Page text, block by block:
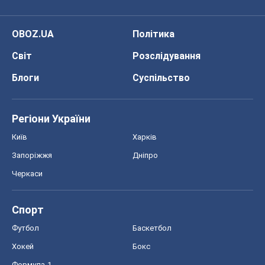
OBOZ.UA
Політика
Світ
Розслідування
Блоги
Суспільство
Регіони України
Київ Харків
Запоріжжя Дніпро
Черкаси
Спорт
Футбол Баскетбол
Хокей Бокс